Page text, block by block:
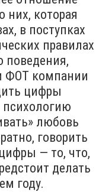
них, которая
в поступках
правилах
поведения,
ФОТ компании
цифры
любовь
говорить
— то, что,
делать
году.